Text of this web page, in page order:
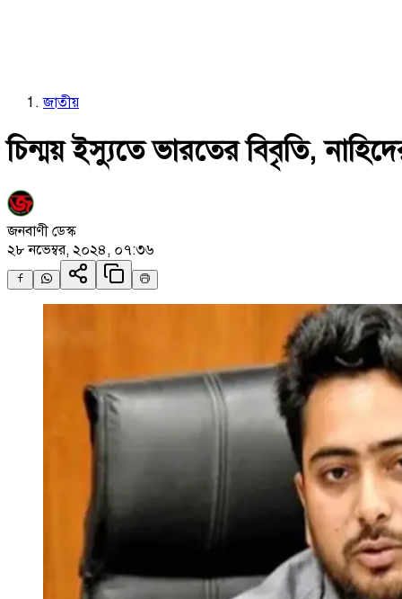
জাতীয়
চিন্ময় ইস্যুতে ভারতের বিবৃতি,
জনবাণী ডেস্ক
২৮ নভেম্বর, ২০২৪, ০৭:৩৬